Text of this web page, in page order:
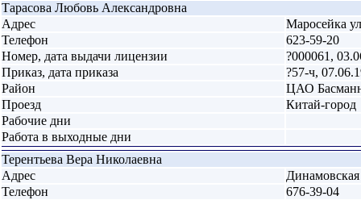
Тарасова Любовь Александровна
Адрес
Маросейка
Телефон
623-59-20
Номер, дата выдачи лицензии
?000061,
Приказ, дата приказа
?57-ч,
Район
ЦАО
Проезд
Китай-город
Рабочие дни
Работа в выходные дни
Терентьева Вера Николаевна
Адрес
Телефон
676-39-04